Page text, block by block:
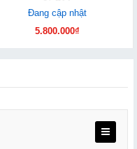
Đang cập nhật
5.800.000₫